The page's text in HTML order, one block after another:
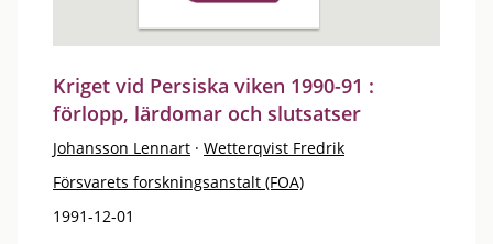
Kriget vid Persiska viken 1990-91 :
förlopp, lärdomar och slutsatser
Johansson Lennart · Wetterqvist Fredrik
Försvarets forskningsanstalt (FOA)
1991-12-01